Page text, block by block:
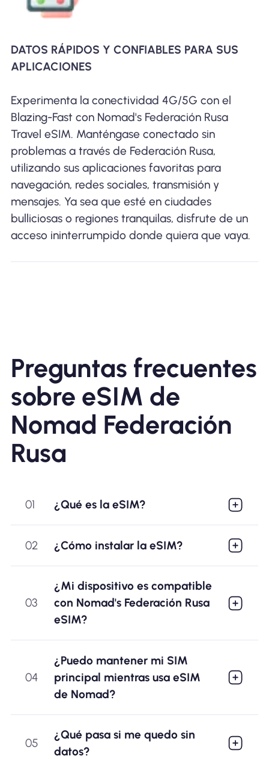
DATOS RÁPIDOS Y CONFIABLES PARA SUS
APLICACIONES
Experimenta la conectividad 4G/5G con el
Blazing-Fast con Nomad's Federación Rusa
Travel eSIM. Manténgase conectado sin
problemas a través de Federación Rusa,
utilizando sus aplicaciones favoritas para
navegación, redes sociales, transmisión y
mensajes. Ya sea que esté en ciudades
bulliciosas o regiones tranquilas, disfrute de un
acceso ininterrumpido donde quiera que vaya.
Preguntas frecuentes
sobre eSIM de
Nomad Federación
Rusa
01 ¿Qué es la eSIM?
02 ¿Cómo instalar la eSIM?
03
¿Mi dispositivo es compatible
con Nomad's Federación Rusa
eSIM?
04
¿Puedo mantener mi SIM
principal mientras usa eSIM
de Nomad?
05
¿Qué pasa si me quedo sin
datos?